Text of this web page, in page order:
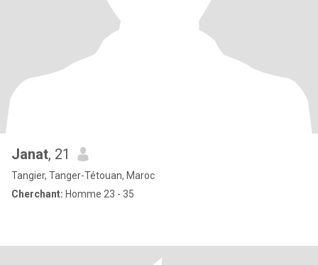
Janat, 21
Tangier, Tanger-Tétouan, Maroc
Cherchant: Homme 23 - 35